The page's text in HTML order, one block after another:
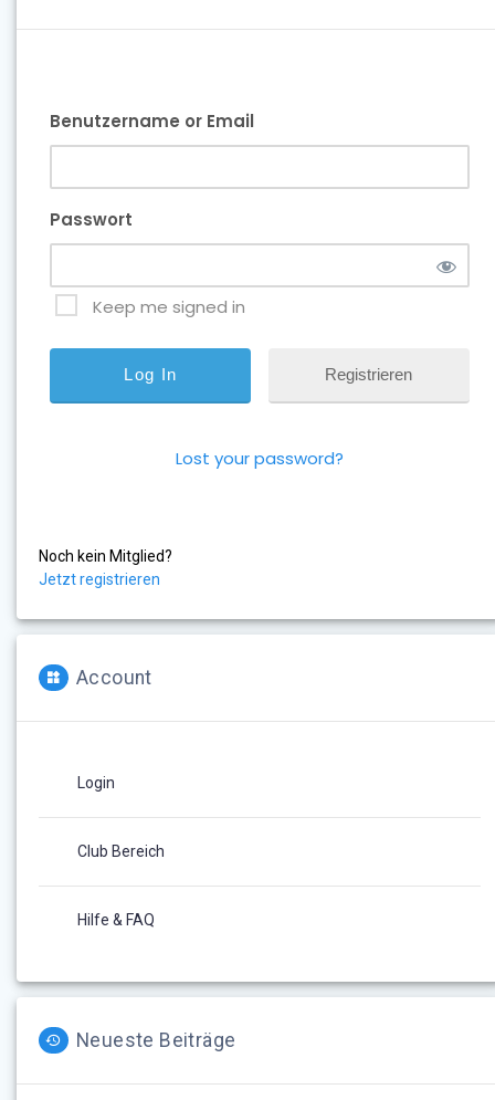
Benutzername or Email
Passwort
Keep me signed in
Registrieren
Lost your password?
Noch kein Mitglied?
Jetzt registrieren
Account
Login
Club Bereich
Hilfe & FAQ
Neueste Beiträge